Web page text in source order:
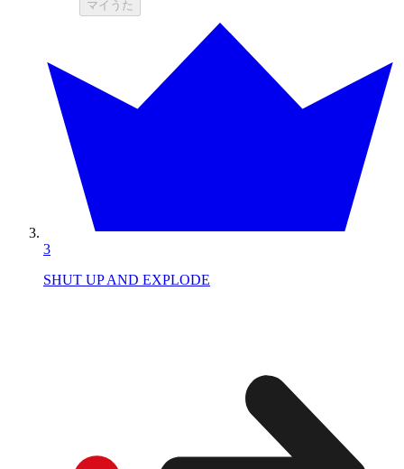
マイうた
3
SHUT UP AND EXPLODE